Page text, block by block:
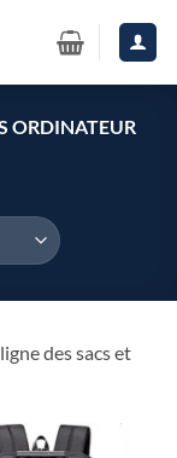
ORDINATEUR
des sacs et